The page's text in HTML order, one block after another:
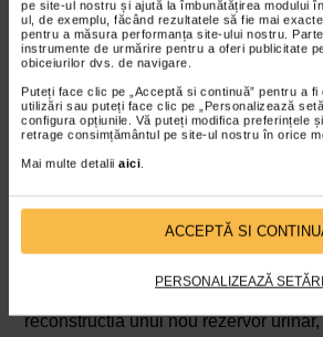
pe site-ul nostru și ajută la îmbunătățirea modului
ul, de exemplu, făcând rezultatele să fie mai
pentru a măsura performanța site-ului nostru.
instrumente de urmărire pentru a oferi publicitate
obiceiurilor dvs. de navigare.
Puteți face clic pe „Acceptă si continuă” pentru a
utilizări sau puteți face clic pe „Personalizează
configura opțiunile. Vă puteți modifica preferințele
retrage consimțământul pe site-ul nostru în orice
Mai multe detalii aici.
ACCEPTĂ SI
PERSONALIZEAZĂ
superficiala, prima optiune este
tumorii (TUR-V). Aceasta se
incizie externa, si permite eliminarea
tumorale.
Pentru a preveni recidiva de tumora la
de bacterie care stimuleaza sistemul
In cazurile mai avansate de tumora la
poate impune cistectomia –
totala a vezicii urinare. In astfel de
reconstructia unui nou rezervor